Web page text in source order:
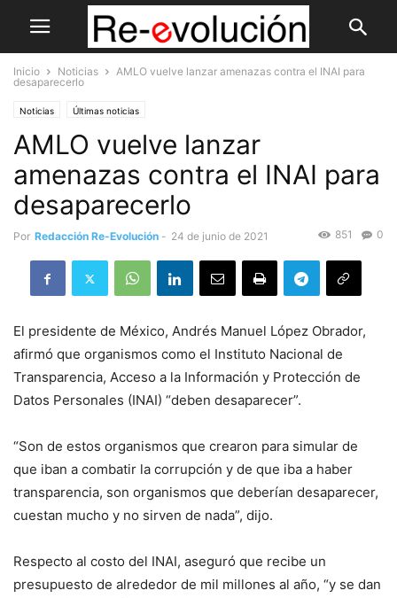
Inicio Noticias
AMLO vuelve lanzar amenazas contra el INAI para
desaparecerlo
Noticias Últimas noticias
AMLO vuelve lanzar
amenazas contra el INAI para
desaparecerlo
Por Redacción Re-Evolución - 24 de junio de 2021 0
851
El presidente de México, Andrés Manuel López Obrador,
afirmó que organismos como el Instituto Nacional de
Transparencia, Acceso a la Información y Protección de
Datos Personales (INAI) “deben desaparecer”.
“Son de estos organismos que crearon para simular de
que iban a combatir la corrupción y de que iba a haber
transparencia, son organismos que deberían desaparecer,
cuestan mucho y no sirven de nada”, dijo.
Respecto al costo del INAI, aseguró que recibe un
presupuesto de alrededor de mil millones al año, “y se dan